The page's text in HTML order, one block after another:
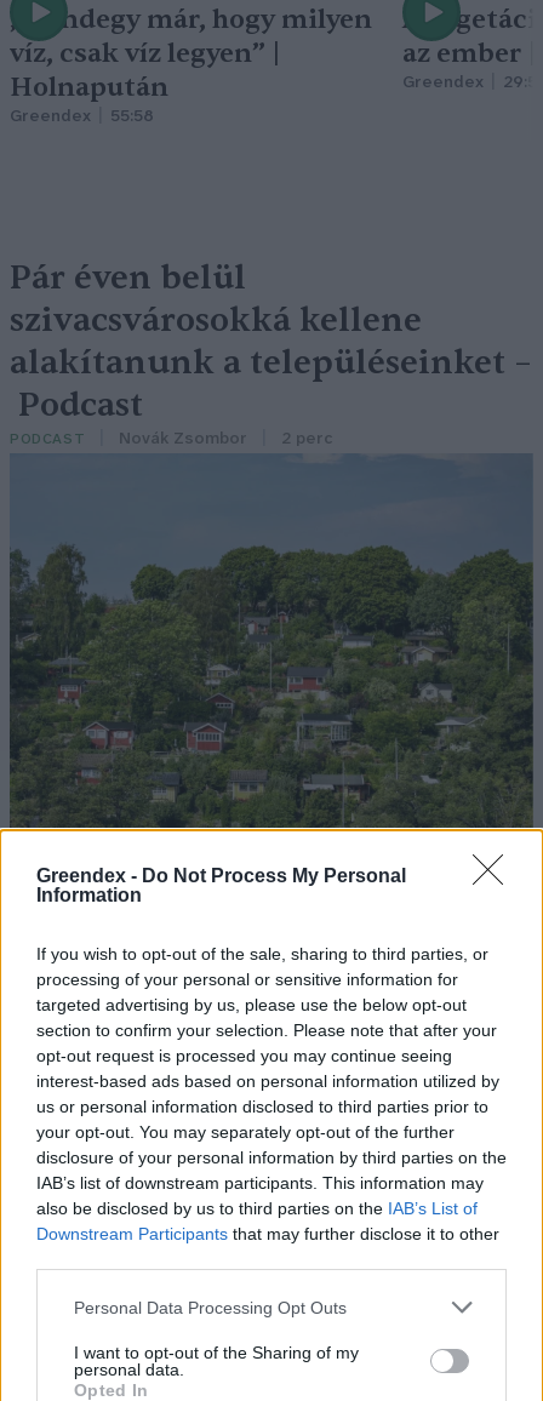
Greendex - Do Not Process My Personal
Information
If you wish to opt-out of the sale, sharing to third parties, or
processing of your personal or sensitive information for
targeted advertising by us, please use the below opt-out
section to confirm your selection. Please note that after your
opt-out request is processed you may continue seeing
interest-based ads based on personal information utilized by
us or personal information disclosed to third parties prior to
your opt-out. You may separately opt-out of the further
disclosure of your personal information by third parties on the
IAB’s list of downstream participants. This information may
also be disclosed by us to third parties on the IAB’s List of
Downstream Participants that may further disclose it to other
Personal Data Processing Opt Outs
I want to opt-out of the Sharing of my
personal data.
Opted In
„Mindegy már, hogy milyen
víz, csak víz legyen” |
Holnapután
Greendex 55:58
A
az ember
Greendex
Pár éven belül
szivacsvárosokká kellene
alakítanunk a településeinket –
Podcast
PODCAST Novák Zsombor 2 perc
Szöllősi Gáborral, a Gardenfutura ügyvezetőjével beszélgettünk.
Történelmi aszály sújtja Nagy-
Britanniát is
SZEMLE
Elképesztő felvétel mutatja meg,
mekkora a különbség az áradó és a